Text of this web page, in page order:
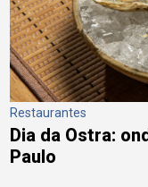
Restaurantes
Dia da Ostra:
Paulo